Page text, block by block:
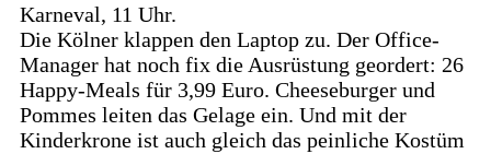
Karneval, 11 Uhr.
Die Kölner klappen den Laptop zu. Der Office-
Manager hat noch fix die Ausrüstung geordert: 26
Happy-Meals für 3,99 Euro. Cheeseburger und
Pommes leiten das Gelage ein. Und mit der
Kinderkrone ist auch gleich das peinliche Kostüm